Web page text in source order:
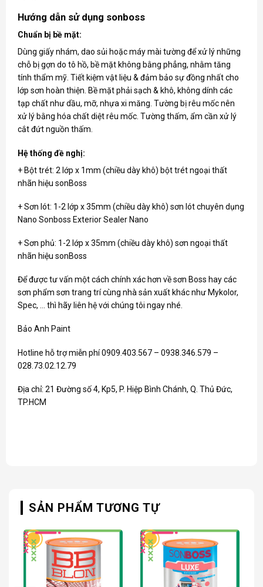
Hướng dẫn sử dụng sonboss
Chuẩn bị bề mặt:
Dùng giấy nhám, dao sủi hoặc máy mài tường để xử lý những
chỗ bị gợn do tô hồ, bề mặt không bằng phẳng, nhằm tăng
tính thẩm mỹ. Tiết kiệm vật liệu & đảm bảo sự đồng nhất cho
lớp sơn hoàn thiện. Bề mặt phải sạch & khô, không dính các
tạp chất như dầu, mỡ, nhựa xi măng. Tường bị rêu mốc nên
xử lý bằng hóa chất diệt rêu mốc. Tường thấm, ẩm cần xử lý
cắt đứt nguồn thấm.
Hệ thống đề nghị:
+ Bột trét: 2 lớp x 1mm (chiều dày khô) bột trét ngoại thất
nhãn hiệu sonBoss
+ Sơn lót: 1-2 lớp x 35mm (chiều dày khô) sơn lót chuyên dụng
Nano Sonboss Exterior Sealer Nano
+ Sơn phủ: 1-2 lớp x 35mm (chiều dày khô) sơn ngoại thất
nhãn hiệu sonBoss
Để được tư vấn một cách chính xác hơn vềsơn Boss hay các
sơn phẩm sơn trang trí cùng nhà sản xuất khác như Mykolor,
Spec, … thì hãy liên hệ với chúng tôi ngay nhé.
Bảo Anh Paint
Hotline hỗ trợ miễn phí 0909.403.567 – 0938.346.579 –
028.73.02.12.79
Địa chỉ: 21 Đường số 4, Kp5, P. Hiệp Bình Chánh, Q. Thủ Đức,
TP.HCM
SẢN PHẨM TƯƠNG TỰ